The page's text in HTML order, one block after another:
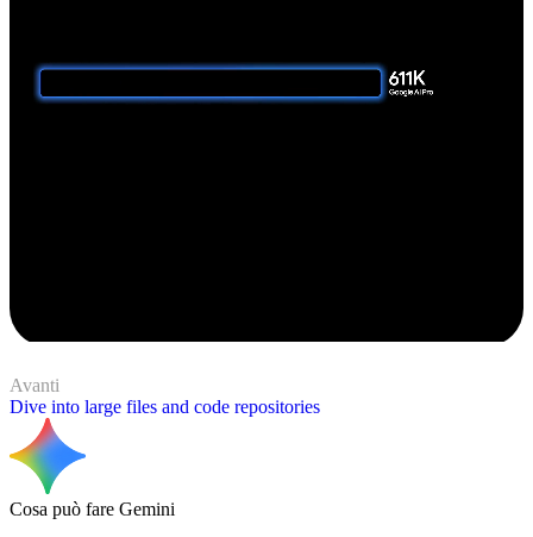
Avanti
Dive into large files and code repositories
Cosa può fare Gemini